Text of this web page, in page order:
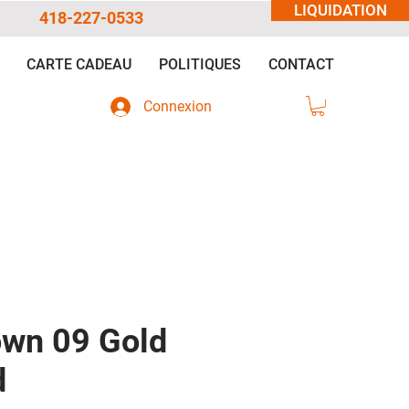
LIQUIDATION
418-227-0533
CARTE CADEAU POLITIQUES CONTACT
Connexion
09 Gold